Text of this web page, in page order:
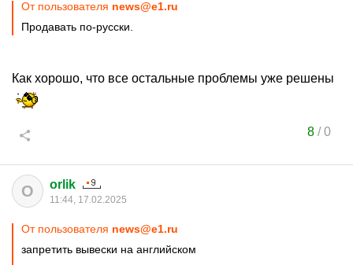
От пользователя news@e1.ru
Продавать по-русски.
Как хорошо, что все остальные проблемы уже решены
8/0
O orlik
11:44, 17.02.2025
От пользователя news@e1.ru
запретить вывески на английском